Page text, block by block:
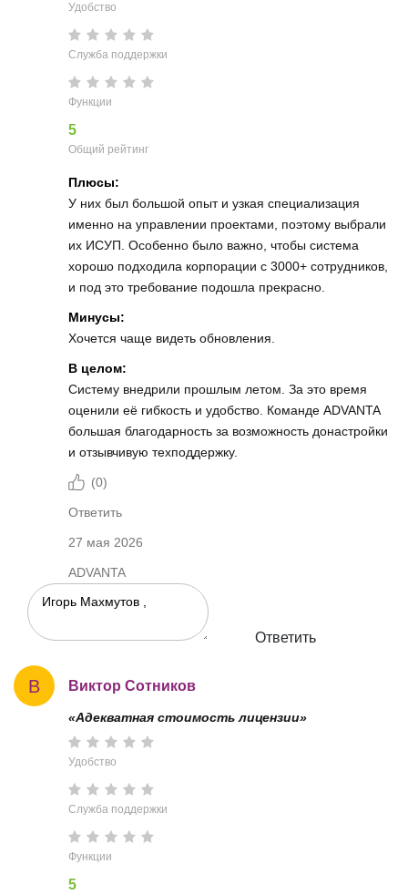
Удобство
Служба поддержки
Функции
5
Общий рейтинг
Плюсы:
У них был большой опыт и узкая специализация
именно на управлении проектами, поэтому выбрали
их ИСУП. Особенно было важно, чтобы система
хорошо подходила корпорации с 3000+ сотрудников,
и под это требование подошла прекрасно.
Минусы:
Хочется чаще видеть обновления.
В целом:
Систему внедрили прошлым летом. За это время
оценили её гибкость и удобство. Команде ADVANTA
большая благодарность за возможность донастройки
и отзывчивую техподдержку.
(0)
Ответить
27 мая 2026
ADVANTA
Ответить
В Виктор Сотников
«Адекватная стоимость лицензии»
Удобство
Служба поддержки
Функции
5